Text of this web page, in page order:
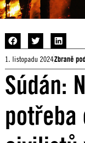
1. listopadu 2024Zbraně
Súdán:
potřeba